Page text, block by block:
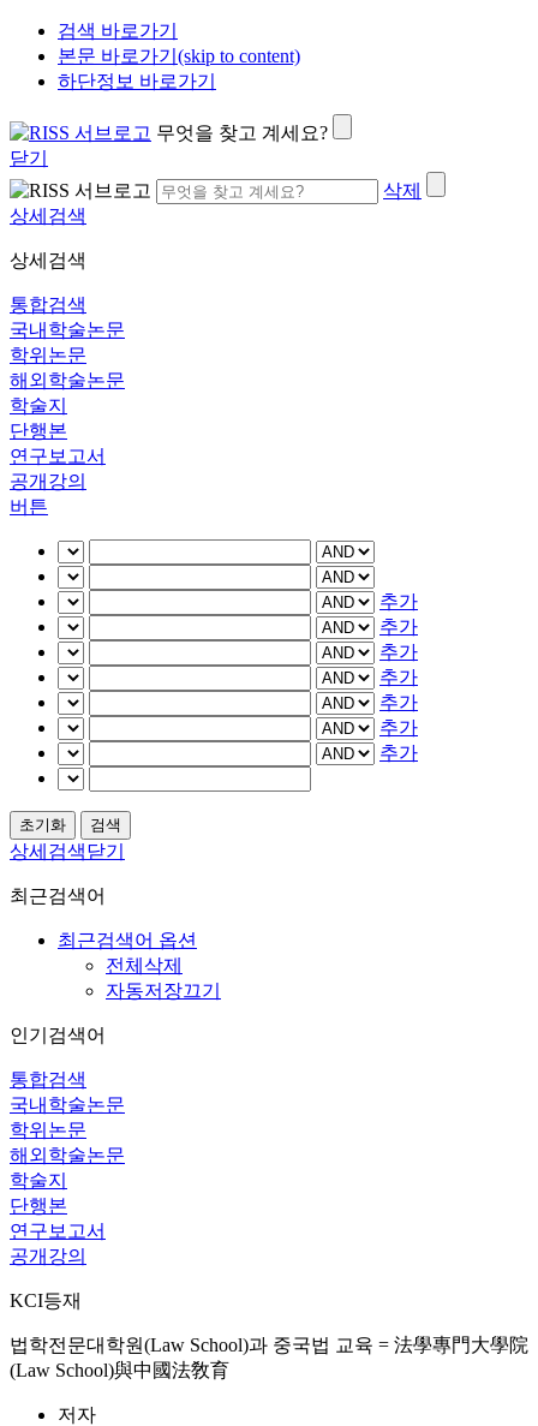
검색 바로가기
본문 바로가기(skip to content)
하단정보 바로가기
무엇을 찾고 계세요?
닫기
삭제
상세검색
상세검색
통합검색
국내학술논문
학위논문
해외학술논문
학술지
단행본
연구보고서
공개강의
버튼
추가
추가
추가
추가
추가
추가
추가
상세검색닫기
최근검색어
최근검색어 옵션
전체삭제
자동저장끄기
인기검색어
통합검색
국내학술논문
학위논문
해외학술논문
학술지
단행본
연구보고서
공개강의
KCI등재
법학전문대학원(Law School)과 중국법 교육 = 法學專門大學院
(Law School)與中國法敎育
저자